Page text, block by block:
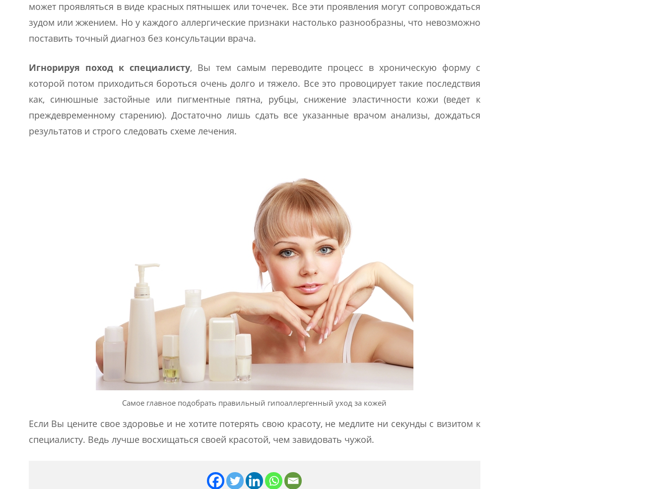
может проявляться в виде красных пятнышек или точечек. Все эти проявления могут сопровождаться
зудом или жжением. Но у каждого аллергические признаки настолько разнообразны, что невозможно
поставить точный диагноз без консультации врача.
Игнорируя поход к специалисту, Вы тем самым переводите процесс в хроническую форму с
которой потом приходиться бороться очень долго и тяжело. Все это провоцирует такие последствия
как, синюшные застойные или пигментные пятна, рубцы, снижение эластичности кожи (ведет к
преждевременному старению). Достаточно лишь сдать все указанные врачом анализы, дождаться
результатов и строго следовать схеме лечения.
Самое главное подобрать правильный гипоаллергенный уход за кожей
Если Вы цените свое здоровье и не хотите потерять свою красоту, не медлите ни секунды с визитом к
специалисту. Ведь лучше восхищаться своей красотой, чем завидовать чужой.